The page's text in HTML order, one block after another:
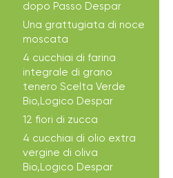
dopo Passo Despar
Una grattugiata di noce
moscata
4 cucchiai di farina
integrale di grano
tenero Scelta Verde
Bio,Logico Despar
12 fiori di zucca
4 cucchiai di olio extra
vergine di oliva
Bio,Logico Despar